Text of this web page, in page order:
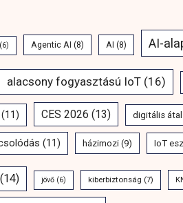
(6) Agentic AI (8) AI (8) AI-
alacsony fogyasztású IoT (16)
(11) CES 2026 (13) digitális
(11) házimozi (9) IoT
(14) jövő (6) kiberbiztonság (7)